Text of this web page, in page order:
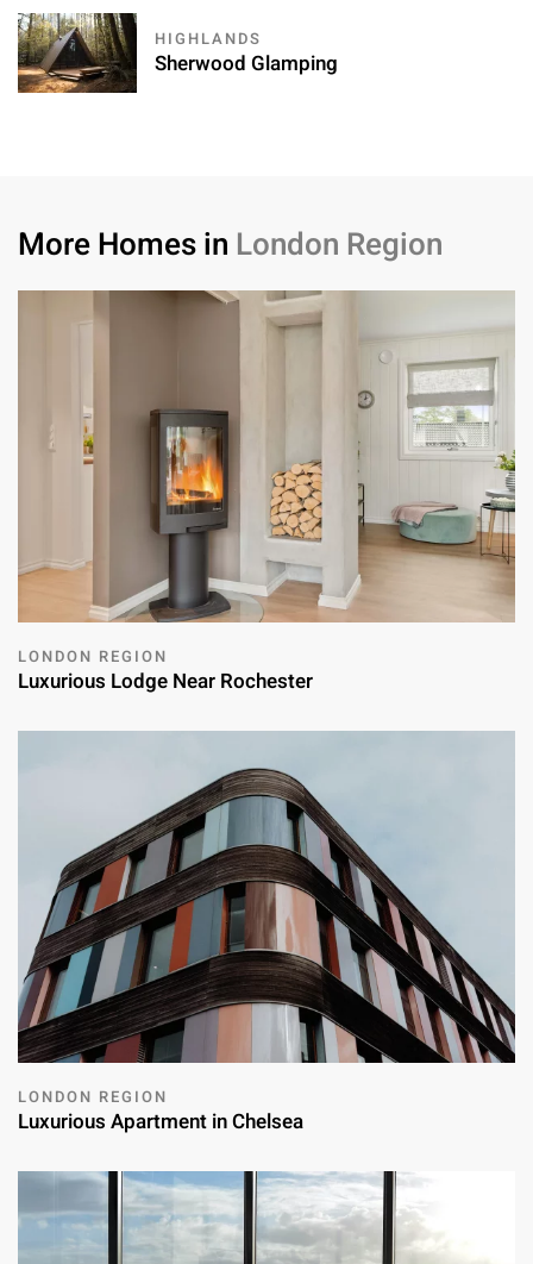
HIGHLANDS
Sherwood Glamping
More Homes in London Region
LONDON REGION
Luxurious Lodge Near Rochester
LONDON REGION
Luxurious Apartment in Chelsea